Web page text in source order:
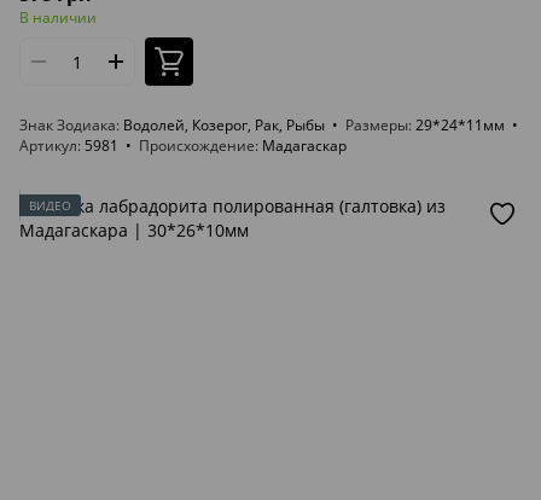
В наличии
Знак Зодиака Водолей, Козерог, Рак, Рыбы Размеры 29*24*11мм
Артикул 5981 Происхождение Мадагаскар
ВИДЕО